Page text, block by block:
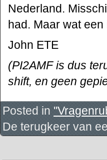
Nederland.
had. Maar wat
John ETE
(PI2AMF is dus
shift, en geen
Posted in
De terugkeer van